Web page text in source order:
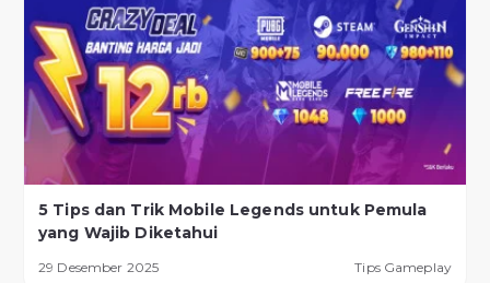
5 Tips dan Trik Mobile Legends untuk Pemula
yang Wajib Diketahui
29 Desember 2025 Tips Gameplay